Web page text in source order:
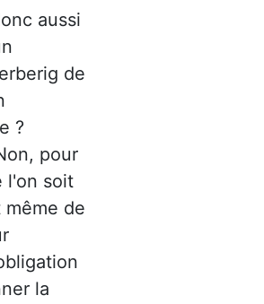
aussi
de
?
pour
l'on soit
de
la